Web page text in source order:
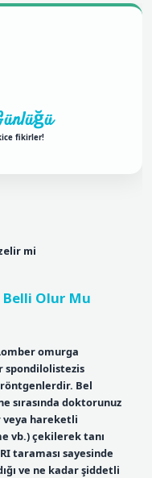
fikirler!
mi
Belli Olur Mu
omurga
spondilolistezis
Bel
sırasında doktorunuz
veya hareketli
vb.) çekilerek tanı
taraması sayesinde
ve ne kadar şiddetli